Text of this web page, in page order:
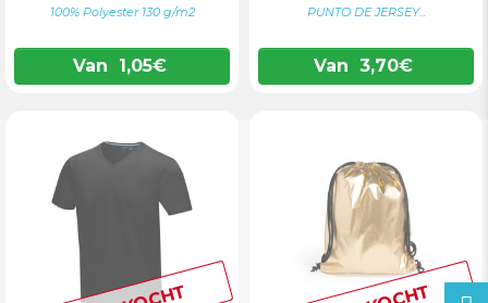
100% Polyester 130 g/m2
Van 1,05€
PUNTO DE JERSEY...
Van 3,70€